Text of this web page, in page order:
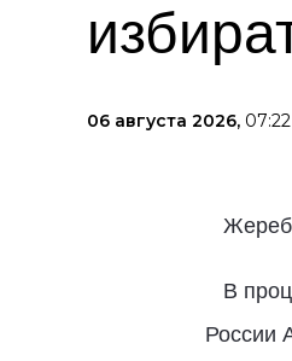
06 августа 2026, 07:22
В
России